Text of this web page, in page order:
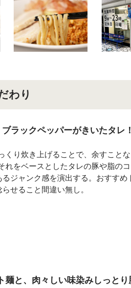
わり
ラックペッパーがきいたタレ！
くり炊き上げることで、余すこと
をベースとしたタレの豚や脂の
ジャンク感を演出する。おすすめ
せること間違い無し。
麺と、肉々しい味染みしっとり